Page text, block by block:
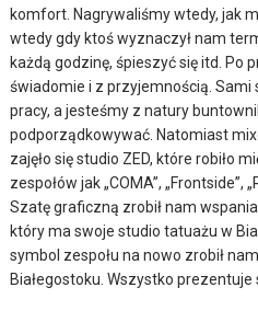
komfort. Nagrywaliśmy wtedy, jak
wtedy gdy ktoś wyznaczył nam
każdą godzinę, śpieszyć się itd. Po
świadomie i z przyjemnością.
pracy, a jesteśmy z natury
podporządkowywać. Natomiast
zajęło się studio ZED, które robiło
zespołów jak „COMA”, „Frontside”,
Szatę graficzną zrobił nam
który ma swoje studio tatuażu w
symbol zespołu na nowo zrobił
Białegostoku. Wszystko prezentuje